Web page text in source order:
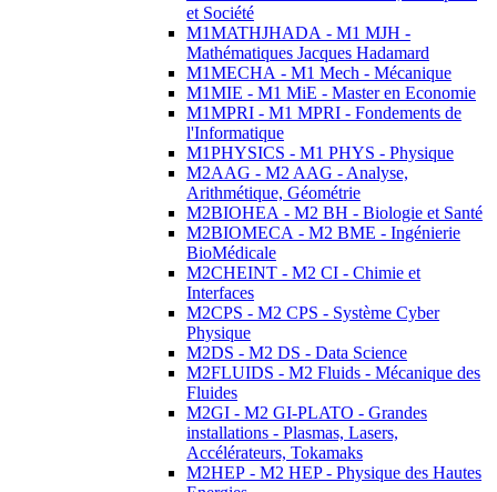
et Société
M1MATHJHADA - M1 MJH -
Mathématiques Jacques Hadamard
M1MECHA - M1 Mech - Mécanique
M1MIE - M1 MiE - Master en Economie
M1MPRI - M1 MPRI - Fondements de
l'Informatique
M1PHYSICS - M1 PHYS - Physique
M2AAG - M2 AAG - Analyse,
Arithmétique, Géométrie
M2BIOHEA - M2 BH - Biologie et Santé
M2BIOMECA - M2 BME - Ingénierie
BioMédicale
M2CHEINT - M2 CI - Chimie et
Interfaces
M2CPS - M2 CPS - Système Cyber
Physique
M2DS - M2 DS - Data Science
M2FLUIDS - M2 Fluids - Mécanique des
Fluides
M2GI - M2 GI-PLATO - Grandes
installations - Plasmas, Lasers,
Accélérateurs, Tokamaks
M2HEP - M2 HEP - Physique des Hautes